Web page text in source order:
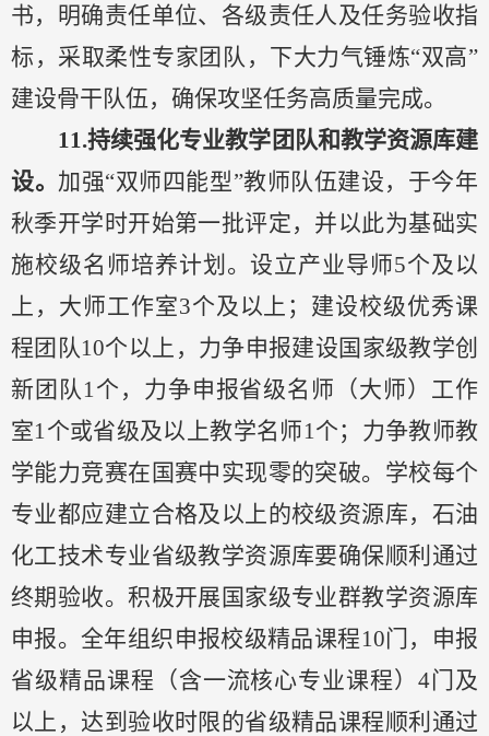
书， 明确责任单位、 各级责任人及任务验收指
标，采取柔性专家团队 ， 下大力气锤炼“双高”
建设骨干队伍， 确保攻坚任务高质量完成。
11.持续强化专业教学团队和教学资源库建
设。 加强“双师四能型”教师队伍建设，于今年
秋季开学时开始第一批评定， 并以此为基础实
施校级名师培养计划 。 设立产业导师5个及 以
上，大师工作室3个及 以上；建设校级优秀课
程团队10个以上，力争申报建设国家级教学创
新团队1个，力争申报省级名师（大师）工作
室1个或省级及以上教学名师1个；力争教师教
学能力竞赛在国赛中实现零的突破。学校每个
专业都应建立合格及以上的校级资源库，石油
化工技术专业省级教学资源库要确保顺利通过
终期验收。积极开展国家级专业群教学资源库
申报。全年组织申报校级精品课程10门，申报
省级精品课程（含一流核心专业课程）4门及
以上，达到验收时限的省级精品课程顺利通过